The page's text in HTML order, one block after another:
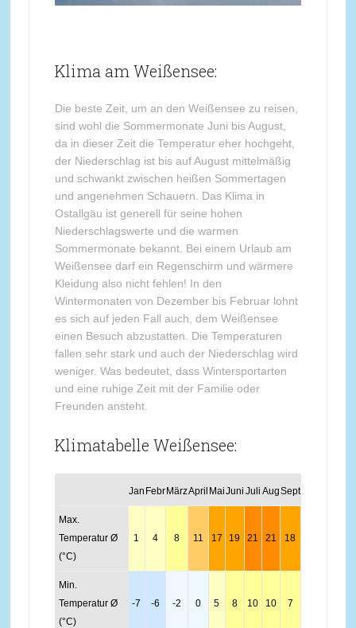
Klima am Weißensee:
Die beste Zeit, um an den Weißensee zu reisen,
sind wohl die Sommermonate Juni bis August,
da in dieser Zeit die Temperatur eher hochgeht,
der Niederschlag ist bis auf August mittelmäßig
und schwankt zwischen heißen Sommertagen
und angenehmen Schauern. Das Klima in
Ostallgäu ist generell für seine hohen
Niederschlagswerte und die warmen
Sommermonate bekannt. Bei einem Urlaub am
Weißensee darf ein Regenschirm und wärmere
Kleidung also nicht fehlen! In den
Wintermonaten von Dezember bis Februar lohnt
es sich auf jeden Fall auch, dem Weißensee
einen Besuch abzustatten. Die Temperaturen
fallen sehr stark und auch der Niederschlag wird
weniger. Was bedeutet, dass Wintersportarten
und eine ruhige Zeit mit der Familie oder
Freunden ansteht.
Klimatabelle Weißensee:
Jan Febr MärzApril MaiJuni Juli AugSeptOkt
Max.
Temperatur Ø
(°C)
1 4 8 11 17 19 21 21 18
Min.
Temperatur Ø
(°C)
-7 -6 -2 0 5 8 10 10 7